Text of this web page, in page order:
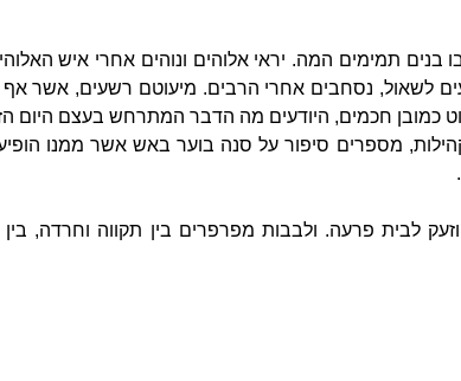
בנים תמימים המה. יראי אלוהים ונוהים אחרי איש
לשאול, נסחבים אחרי הרבים. מיעוטם רשעים, אשר
כמובן חכמים, היודעים מה הדבר המתרחש בעצם היום
מספרים סיפור על סנה בוער באש אשר ממנו
לבית פרעה. ולבבות מפרפרים בין תקווה וחרדה, בין